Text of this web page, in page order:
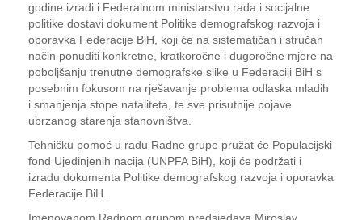
godine izradi i Federalnom ministarstvu rada i socijalne
politike dostavi dokument Politike demografskog razvoja i
oporavka Federacije BiH, koji će na sistematičan i stručan
način ponuditi konkretne, kratkoročne i dugoročne mjere na
poboljšanju trenutne demografske slike u Federaciji BiH s
posebnim fokusom na rješavanje problema odlaska mladih
i smanjenja stope nataliteta, te sve prisutnije pojave
ubrzanog starenja stanovništva.
Tehničku pomoć u radu Radne grupe pružat će Populacijski
fond Ujedinjenih nacija (UNPFA BiH), koji će podržati i
izradu dokumenta Politike demografskog razvoja i oporavka
Federacije BiH.